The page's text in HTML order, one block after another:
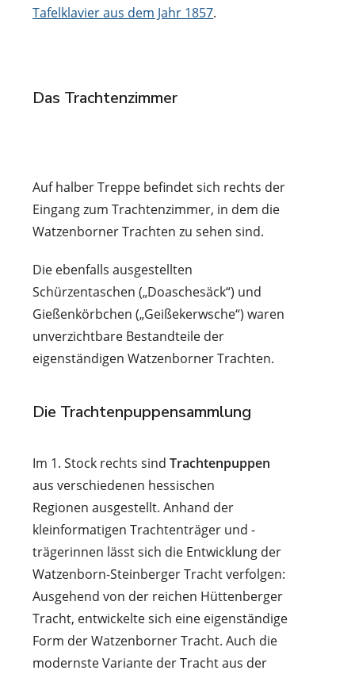
Tafelklavier aus dem Jahr 1857.
Das Trachtenzimmer
Auf halber Treppe befindet sich rechts der
Eingang zum Trachtenzimmer, in dem die
Watzenborner Trachten zu sehen sind.
Die ebenfalls ausgestellten
Schürzentaschen („Doaschesäck“) und
Gießenkörbchen („Geißekerwsche“) waren
unverzichtbare Bestandteile der
eigenständigen Watzenborner Trachten.
Die Trachtenpuppensammlung
Im 1. Stock rechts sindTrachtenpuppen
aus verschiedenen hessischen
Regionen ausgestellt. Anhand der
kleinformatigen Trachtenträger und -
trägerinnen lässt sich die Entwicklung der
Watzenborn-Steinberger Tracht verfolgen:
Ausgehend von der reichen Hüttenberger
Tracht, entwickelte sich eine eigenständige
Form der Watzenborner Tracht. Auch die
modernste Variante der Tracht aus der